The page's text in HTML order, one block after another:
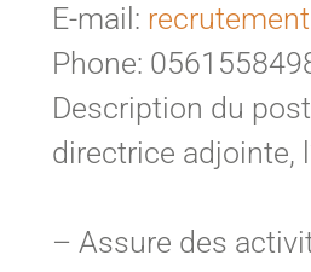
E-mail:
Phone:
Description du
directrice adjointe,
– Assure des